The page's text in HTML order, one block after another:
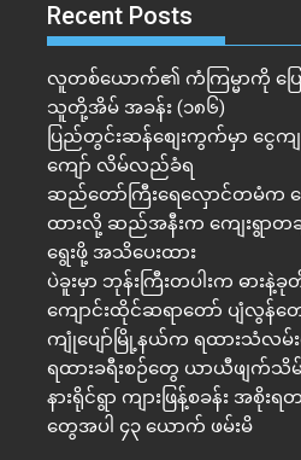
Recent Posts
လူတစ်ယောက်၏ ကံကြမ္မာကို ပြေ
သူတို့အိမ် အခန်း (၁၈၆)
ပြည်တွင်းဆန်စျေးကွက်မှာ ငွေကျ
ကျော် လိမ်လည်ခံရ
ဆည်တော်ကြီးရေလှောင်တမံက ရ
ထားလို့ ဆည်အနီးက ကျေးရွာတခ
ရွေးဖို့ အသိပေးထား
ပဲခူးမှာ ဘုန်းကြီးတပါးက ဓားနဲ့
ကျောင်းထိုင်ဆရာတော် ပျံလွန်တ
ကျုံပျော်မြို့နယ်က ရထားသံလမ်း
ရထားခရီးစဉ်တွေ ယာယီဖျက်သိမ်
နားရိုင်ရွာ ကျားဖြန့်စခန်း အစို
တွေအပါ ၄၃ ယောက် ဖမ်းမိ